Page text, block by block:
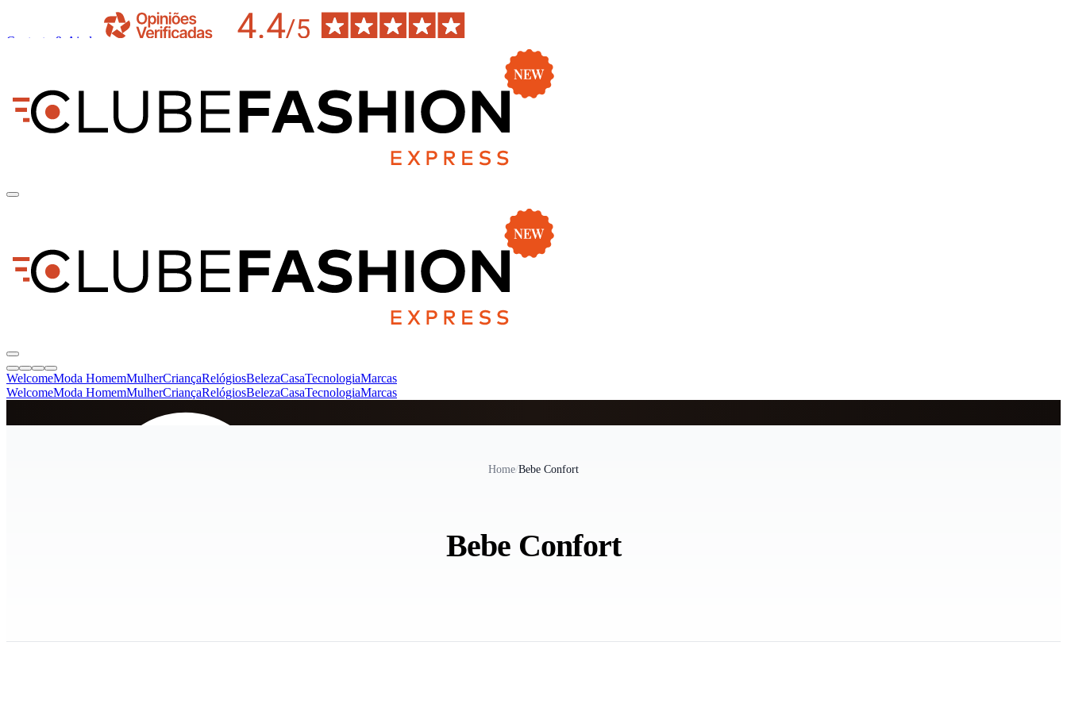
Contacto & Ajuda
WelcomeModa HomemMulherCriançaRelógiosBelezaCasaTecnologiaMarcas
WelcomeModa HomemMulherCriançaRelógiosBelezaCasaTecnologiaMarcas
Home/Bebe Confort
Bebe Confort